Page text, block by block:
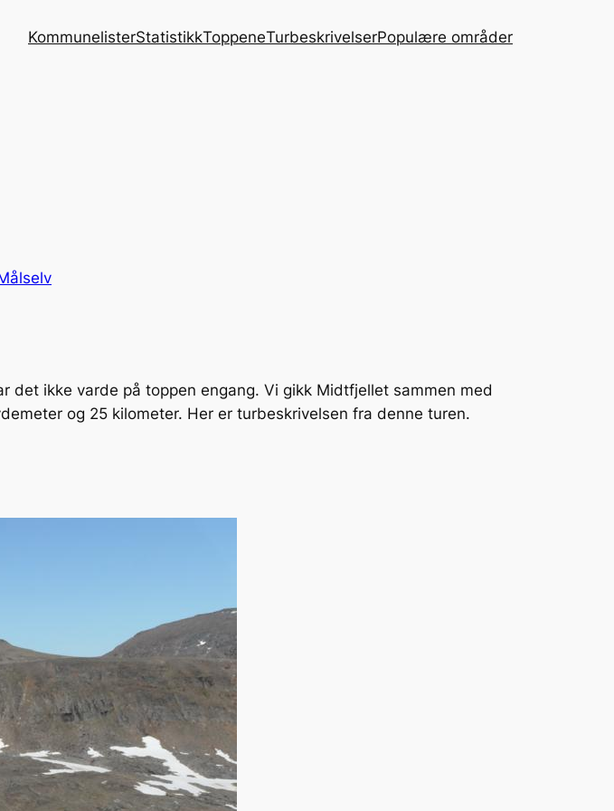
KommunelisterStatistikkToppeneTurbeskrivelserPopulære områder
ikke varde på toppen engang. Vi gikk Midtfjellet sammen med
og 25 kilometer. Her er turbeskrivelsen fra denne turen.